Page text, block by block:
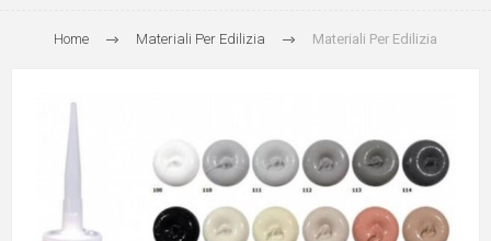
Home Materiali Per Edilizia Materiali Per Edilizia